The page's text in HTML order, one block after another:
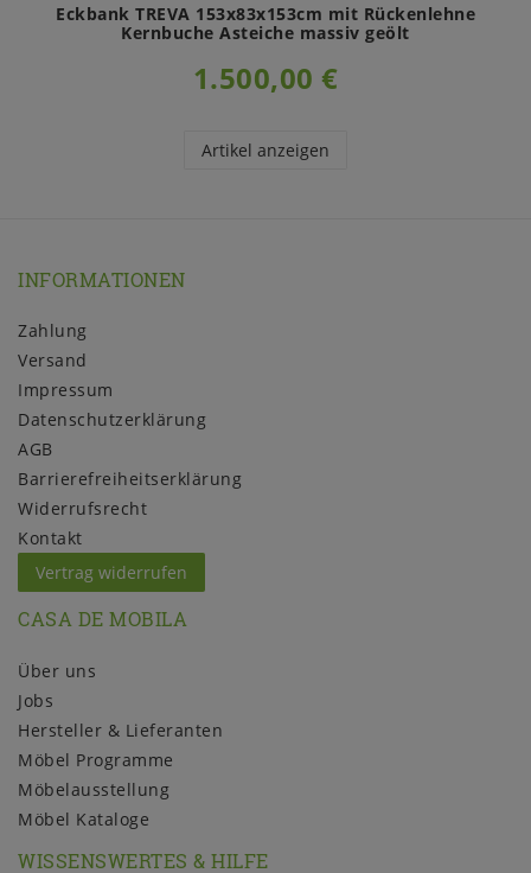
Eckbank TREVA 153x83x153cm mit Rückenlehne
Kernbuche Asteiche massiv geölt
1.500,00 €
Artikel anzeigen
INFORMATIONEN
Zahlung
Versand
Impressum
Daten­schutz­erklärung
AGB
Barrierefreiheitserklärung
Widerrufs­recht
Kontakt
Vertrag widerrufen
CASA DE MOBILA
Über uns
Jobs
Hersteller & Lieferanten
Möbel Programme
Möbelausstellung
Möbel Kataloge
WISSENSWERTES & HILFE